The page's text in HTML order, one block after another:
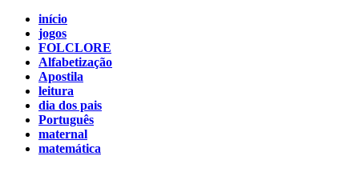
início
jogos
FOLCLORE
Alfabetização
Apostila
leitura
dia dos pais
Português
maternal
matemática